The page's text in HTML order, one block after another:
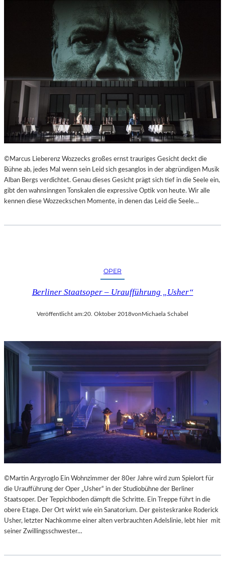
©Marcus Lieberenz Wozzecks großes ernst trauriges Gesicht deckt die
Bühne ab, jedes Mal wenn sein Leid sich gesanglos in der abgründigen Musik
Alban Bergs verdichtet. Genau dieses Gesicht prägt sich tief in die Seele ein,
gibt den wahnsinngen Tonskalen die expressive Optik von heute. Wir alle
kennen diese Wozzeckschen Momente, in denen das Leid die Seele…
OPER
Berliner Staatsoper – Uraufführung „Usher“
Veröffentlicht am:20. Oktober 2018vonMichaela Schabel
©Martin Argyroglo Ein Wohnzimmer der 80er Jahre wird zum Spielort für
die Uraufführung der Oper „Usher“ in der Studiobühne der Berliner
Staatsoper. Der Teppichboden dämpft die Schritte. Ein Treppe führt in die
obere Etage. Der Ort wirkt wie ein Sanatorium. Der geisteskranke Roderick
Usher, letzter Nachkomme einer alten verbrauchten Adelslinie, lebt hier mit
seiner Zwillingsschwester…